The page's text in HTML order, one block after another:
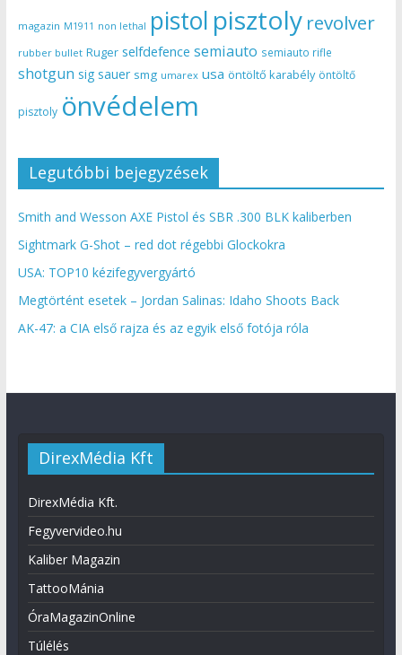
magazin M1911 non lethal pistol pisztoly revolver
rubber bullet Ruger selfdefence semiauto semiauto rifle
shotgun sig sauer smg umarex usa öntöltő karabély öntöltő
pisztoly önvédelem
Legutóbbi bejegyzések
Smith and Wesson AXE Pistol és SBR .300 BLK kaliberben
Sightmark G-Shot – red dot régebbi Glockokra
USA: TOP10 kézifegyvergyártó
Megtörtént esetek – Jordan Salinas: Idaho Shoots Back
AK-47: a CIA első rajza és az egyik első fotója róla
DirexMédia Kft
DirexMédia Kft.
Fegyvervideo.hu
Kaliber Magazin
TattooMánia
ÓraMagazinOnline
Túlélés